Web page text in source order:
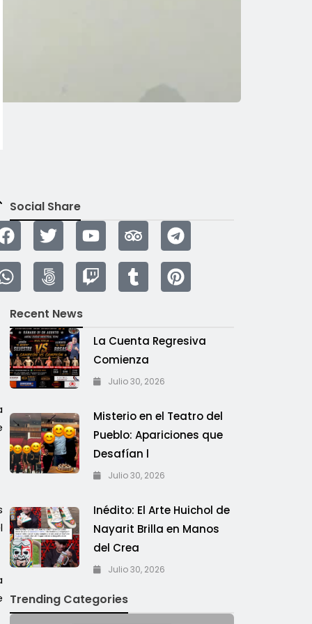
Social Share
Recent News
La Cuenta Regresiva
Comienza
Julio 30, 2026
Misterio en el Teatro del
Pueblo: Apariciones que
Desafían l
Julio 30, 2026
Inédito: El Arte Huichol de
Nayarit Brilla en Manos
del Crea
Julio 30, 2026
Trending Categories